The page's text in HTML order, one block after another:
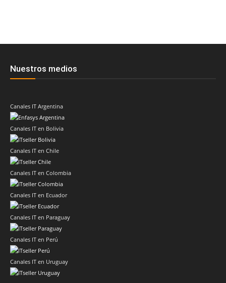
Nuestros medios
Canales IT Argentina
Canales IT en Bolivia
Canales IT en Chile
Canales IT en Colombia
Canales IT en Ecuador
Canales IT en Paraguay
Canales IT en Perú
Canales IT en Uruguay